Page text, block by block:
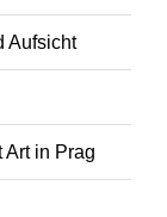
Aufsicht
Art in Prag